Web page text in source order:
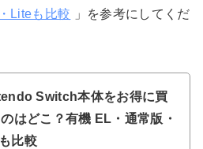
Liteも比較 」を参考にしてくだ
Switch本体をお得に買
はどこ？有機 EL・通常版・
比較